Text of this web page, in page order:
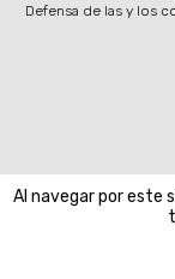
Al navegar por este
Defensa de las y los